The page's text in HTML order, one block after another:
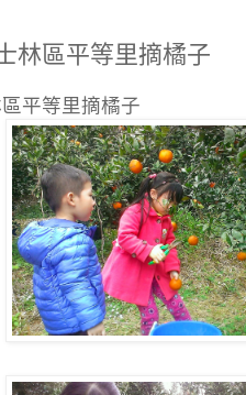
林區平等里摘橘子
平等里摘橘子